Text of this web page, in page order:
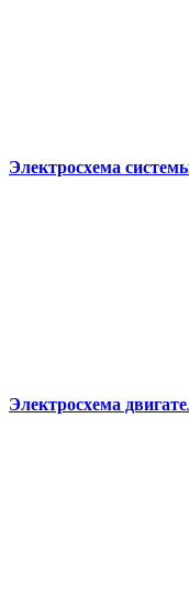
Электросхема
Электросхема